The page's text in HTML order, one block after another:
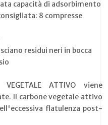
capacità di adsorbimento
8 compresse
residui neri in bocca
ATTIVO viene
Il carbone vegetale attivo
flatulenza post-